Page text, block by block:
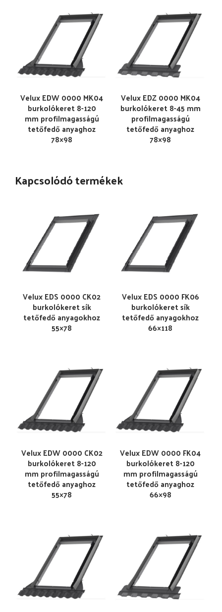
Velux EDW 0000 MK04
burkolókeret 8-120
mm profilmagasságú
tetőfedő anyaghoz
78×98
Velux EDZ 0000 MK04
burkolókeret 8-45 mm
profilmagasságú
tetőfedő anyaghoz
78×98
Kapcsolódó termékek
Velux EDS 0000 CK02
burkolókeret sík
tetőfedő anyagokhoz
55×78
Velux EDS 0000 FK06
burkolókeret sík
tetőfedő anyagokhoz
66×118
Velux EDW 0000 CK02
burkolókeret 8-120
mm profilmagasságú
tetőfedő anyaghoz
55×78
Velux EDW 0000 FK04
burkolókeret 8-120
mm profilmagasságú
tetőfedő anyaghoz
66×98